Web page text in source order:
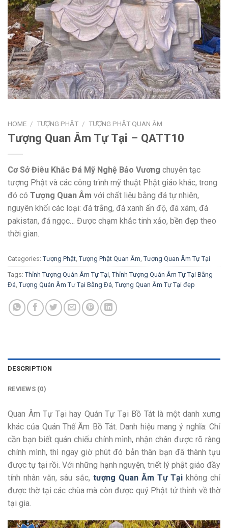
HOME / TƯỢNG PHẬT / TƯỢNG PHẬT QUAN ÂM
Tượng Quan Âm Tự Tại – QATT10
Cơ Sở Điêu Khắc Đá Mỹ Nghệ Bảo Vương chuyên tạc
tượng Phật và các công trình mỹ thuật Phật giáo khác, trong
đó có Tượng Quan Âm với chất liệu bằng đá tự nhiên,
nguyên khối các loại: đá trắng, đá xanh ấn độ, đá xám, đá
pakistan, đá ngọc… Được chạm khắc tinh xảo, bền đẹp theo
thời gian.
Categories: Tượng Phật, Tượng Phật Quan Âm, Tượng Quan Âm Tự Tại
Tags: Thỉnh Tượng Quán Âm Tự Tại, Thỉnh Tượng Quán Âm Tự Tại Bằng
Đá, Tượng Quán Âm Tự Tại Bằng Đá, Tượng Quan Âm Tự Tại đẹp
DESCRIPTION
REVIEWS (0)
Quan Âm Tự Tại hay Quán Tự Tại Bồ Tát là một danh xưng
khác của Quán Thế Âm Bồ Tát. Danh hiệu mang ý nghĩa: Chỉ
cần bạn biết quán chiếu chính mình, nhận chân được rõ ràng
chính mình, thì ngay giờ phút đó bản thân bạn đã thành tựu
được tự tại rồi. Với những hạnh nguyện, triết lý phật giáo đầy
tính nhân văn, sâu sắc,tượng Quan Âm Tự Tại không chỉ
được thờ tại các chùa mà còn được quý Phật tử thỉnh về thờ
tại gia.